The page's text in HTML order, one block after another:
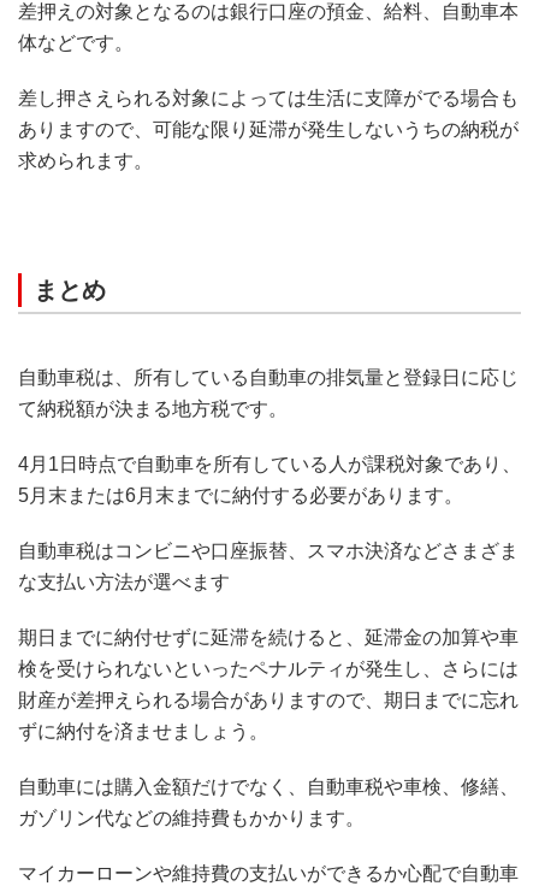
差押えの対象となるのは銀行口座の預金、給料、自動車本
体などです。
差し押さえられる対象によっては生活に支障がでる場合も
ありますので、可能な限り延滞が発生しないうちの納税が
求められます。
まとめ
自動車税は、所有している自動車の排気量と登録日に応じ
て納税額が決まる地方税です。
4月1日時点で自動車を所有している人が課税対象であり、
5月末または6月末までに納付する必要があります。
自動車税はコンビニや口座振替、スマホ決済などさまざま
な支払い方法が選べます
期日までに納付せずに延滞を続けると、延滞金の加算や車
検を受けられないといったペナルティが発生し、さらには
財産が差押えられる場合がありますので、期日までに忘れ
ずに納付を済ませましょう。
自動車には購入金額だけでなく、自動車税や車検、修繕、
ガゾリン代などの維持費もかかります。
マイカーローンや維持費の支払いができるか心配で自動車